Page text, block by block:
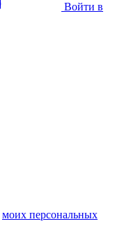
Войти в
моих персональных